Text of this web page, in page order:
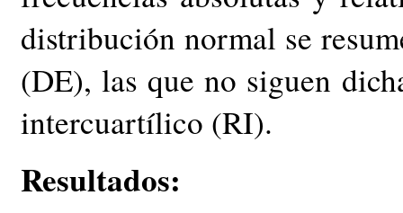
distribución normal se
(DE), las que no siguen
intercuartílico (RI).
Resultados: